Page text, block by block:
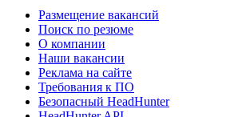
Размещение вакансий
Поиск по резюме
О компании
Наши вакансии
Реклама на сайте
Требования к ПО
Безопасный HeadHunter